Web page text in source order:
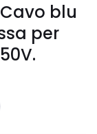
Cavo blu
per